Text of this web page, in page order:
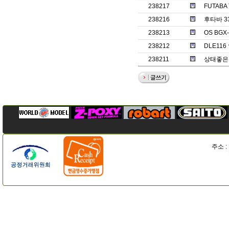
238217
238216
후타바
238213
OS
238212
DLE116
238211
상태좋
주소